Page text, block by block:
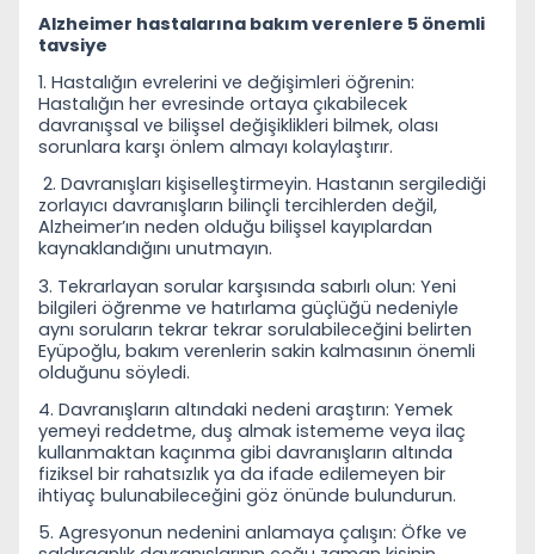
Alzheimer hastalarına bakım verenlere 5 önemli
tavsiye
1. Hastalığın evrelerini ve değişimleri öğrenin:
Hastalığın her evresinde ortaya çıkabilecek
davranışsal ve bilişsel değişiklikleri bilmek, olası
sorunlara karşı önlem almayı kolaylaştırır.
2. Davranışları kişiselleştirmeyin. Hastanın sergilediği
zorlayıcı davranışların bilinçli tercihlerden değil,
Alzheimer’ın neden olduğu bilişsel kayıplardan
kaynaklandığını unutmayın.
3. Tekrarlayan sorular karşısında sabırlı olun: Yeni
bilgileri öğrenme ve hatırlama güçlüğü nedeniyle
aynı soruların tekrar tekrar sorulabileceğini belirten
Eyüpoğlu, bakım verenlerin sakin kalmasının önemli
olduğunu söyledi.
4. Davranışların altındaki nedeni araştırın: Yemek
yemeyi reddetme, duş almak istememe veya ilaç
kullanmaktan kaçınma gibi davranışların altında
fiziksel bir rahatsızlık ya da ifade edilemeyen bir
ihtiyaç bulunabileceğini göz önünde bulundurun.
5. Agresyonun nedenini anlamaya çalışın: Öfke ve